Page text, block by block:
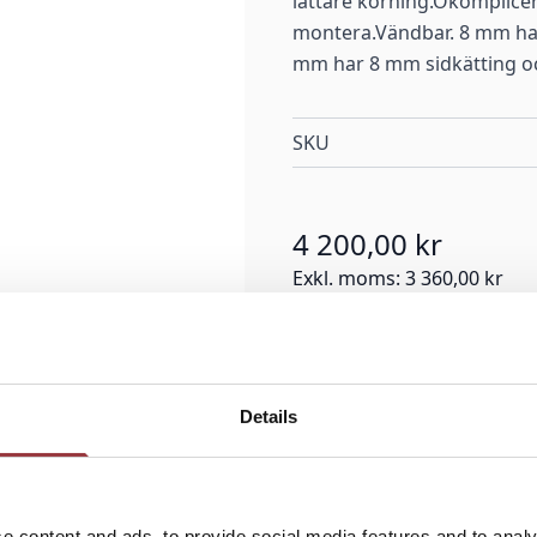
Details
montera.Vändbar. 8 mm
mm har 8 mm sidkätting
SKU
4 200,00 kr
Exkl. moms: 3 360,00 kr